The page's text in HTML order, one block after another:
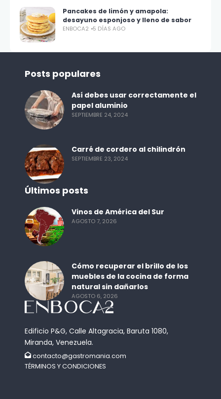
Pancakes de limón y amapola:
desayuno esponjoso y lleno de sabor
ENBOCA2 5 DÍAS AGO
Edificio P&G, Calle Altagracia, Baruta 1080,
Miranda, Venezuela.
contacto@gastromania.com
TÉRMINOS Y CONDICIONES
Posts populares
Así debes usar correctamente el
papel aluminio
SEPTIEMBRE 24, 2024
Carré de cordero al chilindrón
SEPTIEMBRE 23, 2024
Últimos posts
Vinos de América del Sur
AGOSTO 7, 2026
Cómo recuperar el brillo de los
muebles de la cocina de forma
natural sin dañarlos
AGOSTO 6, 2026